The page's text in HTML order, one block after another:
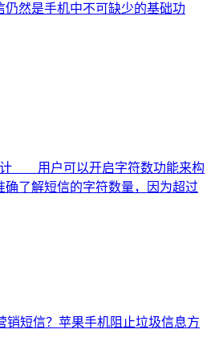
仍然是手机中不可缺少的基础功
用户可以开启字符数功能来构
确了解短信的字符数量，因为超过
销短信？苹果手机阻止垃圾信息方